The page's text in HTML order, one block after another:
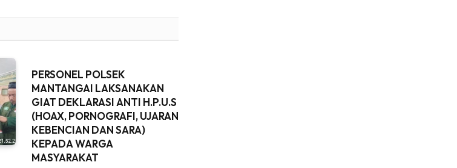
PERSONEL POLSEK
MANTANGAI LAKSANAKAN
GIAT DEKLARASI ANTI H.P.U.S
(HOAX, PORNOGRAFI, UJARAN
KEBENCIAN DAN SARA)
KEPADA WARGA
MASYARAKAT